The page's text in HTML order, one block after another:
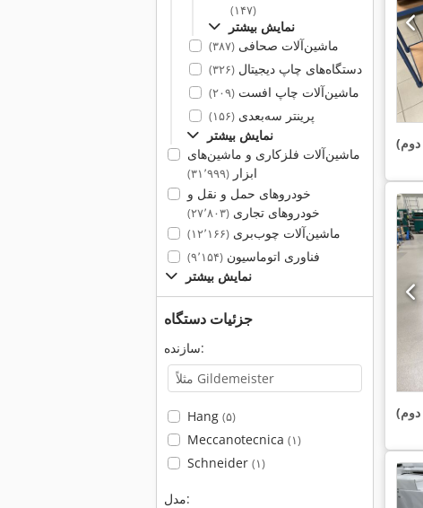
(۱۴۷)
نمایش بیشتر
ماشین‌آلات صحافی(۳۸۷)
دستگاه‌های چاپ دیجیتال(۳۲۶)
ماشین‌آلات چاپ افست(۲۰۹)
پرینتر سه‌بعدی(۱۵۶)
نمایش بیشتر
ماشین‌آلات فلزکاری و ماشین‌های
ابزار(۳۱٬۹۹۹)
خودروهای حمل و نقل و
خودروهای تجاری(۲۷٬۸۰۳)
ماشین‌آلات چوب‌بری(۱۲٬۱۶۶)
فناوری اتوماسیون(۹٬۱۵۴)
نمایش بیشتر
جزئیات دستگاه
سازنده:
Hang (۵)
Meccanotecnica (۱)
Schneider (۱)
مدل: